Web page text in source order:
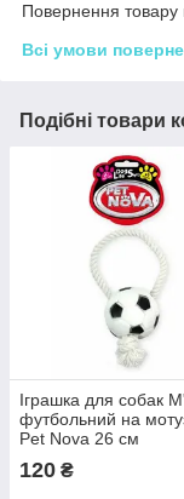
Повернення товару
Всі умови
Подібні товари
Іграшка для собак
футбольний на
Pet Nova 26 см
120 ₴